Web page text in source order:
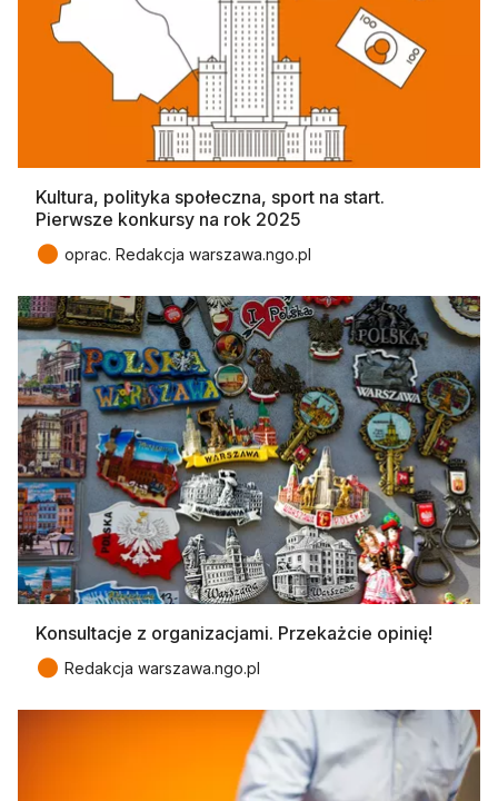
Kultura, polityka społeczna, sport na start.
Pierwsze konkursy na rok 2025
● oprac. Redakcja warszawa.ngo.pl
Konsultacje z organizacjami. Przekażcie opinię!
● Redakcja warszawa.ngo.pl